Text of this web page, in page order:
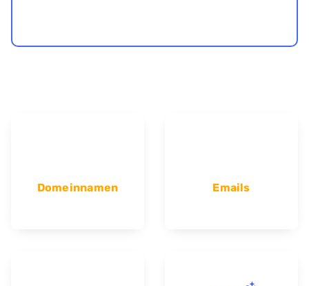
Domeinnamen Emails